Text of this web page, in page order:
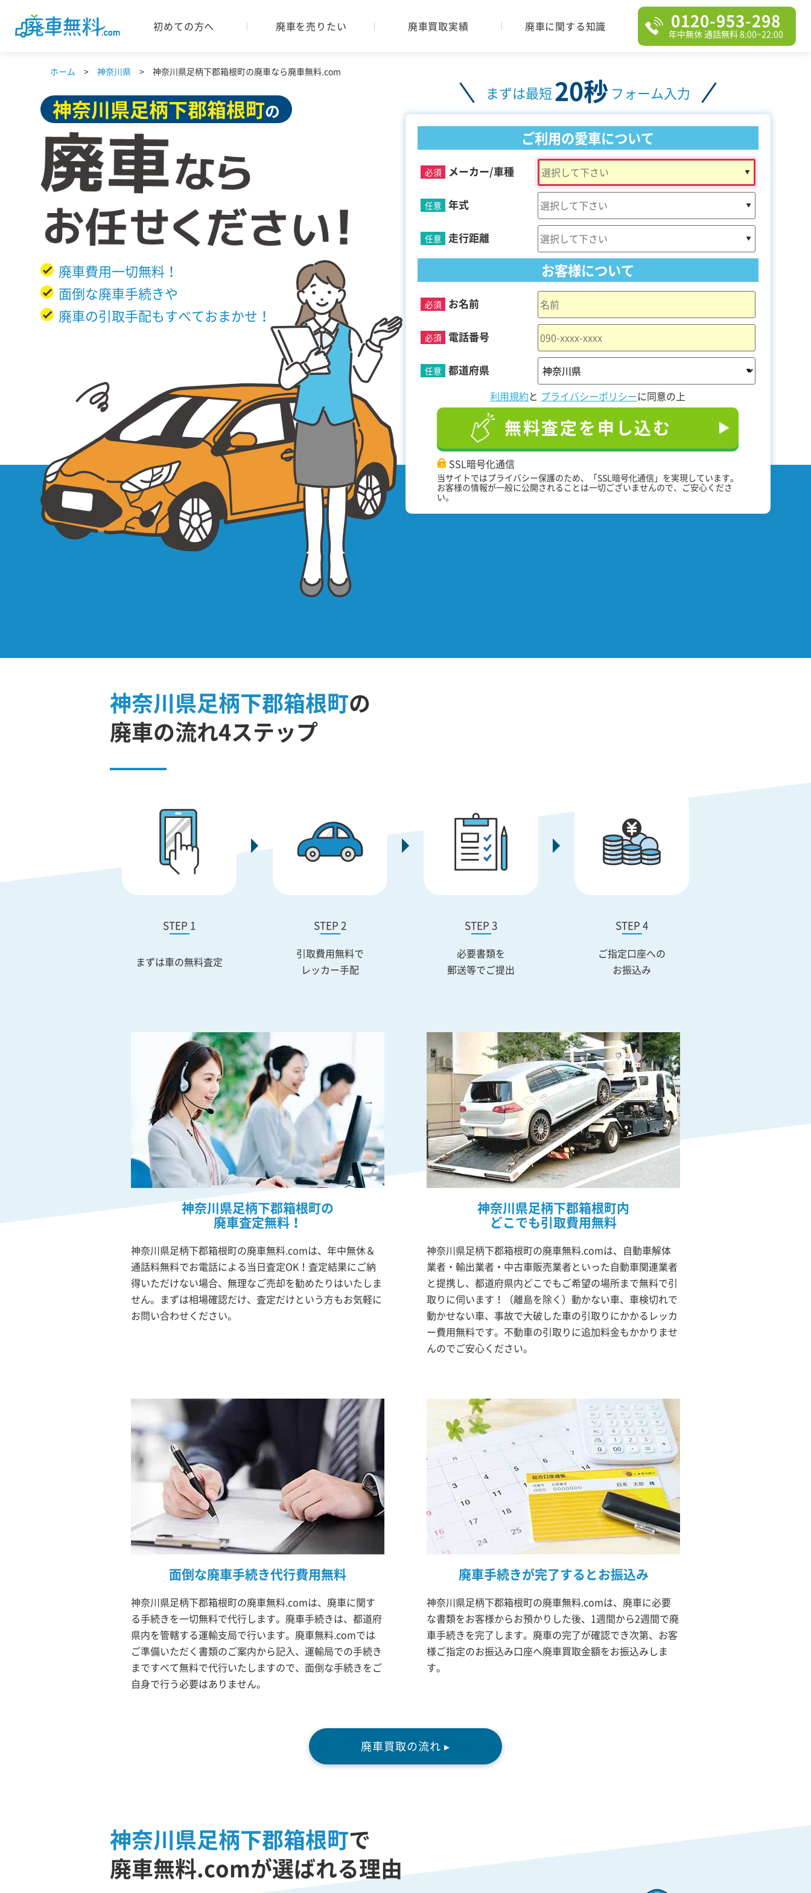
初めての方へ 廃車を売りたい 廃車買取実績 廃車に関する知識 0120-953-298
年中無休 通話無料 8:00~22:00
ホーム 神奈川県 神奈川県足柄下郡箱根町の廃車なら廃車無料.com
神奈川県足柄下郡箱根町の
廃車費用一切無料！
面倒な廃車手続きや
廃車の引取手配もすべておまかせ！
まずは最短20秒 フォーム入力
ご利用の愛車について
メーカー/車種
必須
年式
任意
走行距離
任意
お客様について
お名前
必須
電話番号
必須
都道府県
任意
利用規約と プライバシーポリシーに同意の上
無料査定を申し込む
SSL暗号化通信
当サイトではプライバシー保護のため、「SSL暗号化通信」を実現しています。
お客様の情報が一般に公開されることは一切ございませんので、ご安心くださ
い。
神奈川県足柄下郡箱根町の
廃車の流れ4ステップ
STEP 1
まずは車の無料査定
STEP 2
引取費用無料で
レッカー手配
STEP 3
必要書類を
郵送等でご提出
STEP 4
ご指定口座への
お振込み
神奈川県足柄下郡箱根町の
廃車査定無料！
神奈川県足柄下郡箱根町の廃車無料.comは、年中無休＆
通話料無料でお電話による当日査定OK！査定結果にご納
得いただけない場合、無理なご売却を勧めたりはいたしま
せん。まずは相場確認だけ、査定だけという方もお気軽に
お問い合わせください。
神奈川県足柄下郡箱根町内
どこでも引取費用無料
神奈川県足柄下郡箱根町の廃車無料.comは、自動車解体
業者・輸出業者・中古車販売業者といった自動車関連業者
と提携し、都道府県内どこでもご希望の場所まで無料で引
取りに伺います！（離島を除く）動かない車、車検切れで
動かせない車、事故で大破した車の引取りにかかるレッカ
ー費用無料です。不動車の引取りに追加料金もかかりませ
んのでご安心ください。
面倒な廃車手続き代行費用無料
神奈川県足柄下郡箱根町の廃車無料.comは、廃車に関す
る手続きを一切無料で代行します。廃車手続きは、都道府
県内を管轄する運輸支局で行います。廃車無料.comでは
ご準備いただく書類のご案内から記入、運輸局での手続き
まですべて無料で代行いたしますので、面倒な手続きをご
自身で行う必要はありません。
廃車手続きが完了するとお振込み
神奈川県足柄下郡箱根町の廃車無料.comは、廃車に必要
な書類をお客様からお預かりした後、1週間から2週間で廃
車手続きを完了します。廃車の完了が確認でき次第、お客
様ご指定のお振込み口座へ廃車買取金額をお振込みしま
す。
廃車買取の流れ ▸
神奈川県足柄下郡箱根町で
廃車無料.comが選ばれる理由